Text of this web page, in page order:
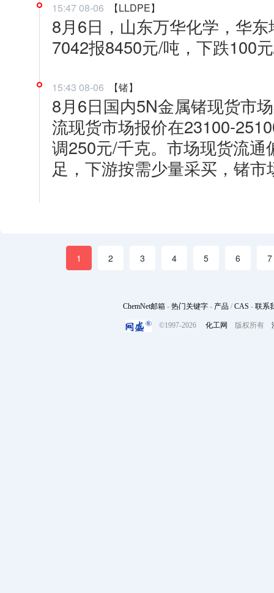
15:47 08-06 【LLDPE】
8月6日，山东万华化学，华
7042报8450元/吨，下跌100
15:43 08-06 【锗】
8月6日国内5N金属锗现货市
流现货市场报价在23100-
调250元/千克。市场现货流
足，下游按需少量采买，锗
1 2 3 4 5 6 7
ChemNet邮箱 - 热门关键字 - 产品 / CAS - 联系
©1997-2026 化工网 版权所有